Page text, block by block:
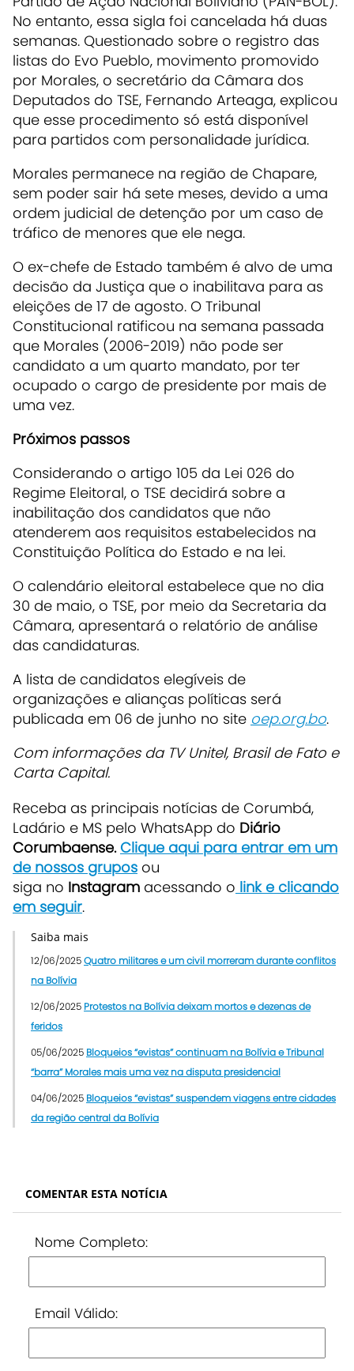
No entanto, essa sigla foi cancelada há duas
semanas. Questionado sobre o registro das
listas do Evo Pueblo, movimento promovido
por Morales, o secretário da Câmara dos
Deputados do TSE, Fernando Arteaga, explicou
que esse procedimento só está disponível
para partidos com personalidade jurídica.
Morales permanece na região de Chapare,
sem poder sair há sete meses, devido a uma
ordem judicial de detenção por um caso de
tráfico de menores que ele nega.
O ex-chefe de Estado também é alvo de uma
decisão da Justiça que o inabilitava para as
eleições de 17 de agosto. O Tribunal
Constitucional ratificou na semana passada
que Morales (2006-2019) não pode ser
candidato a um quarto mandato, por ter
ocupado o cargo de presidente por mais de
uma vez.
Próximos passos
Considerando o artigo 105 da Lei 026 do
Regime Eleitoral, o TSE decidirá sobre a
inabilitação dos candidatos que não
atenderem aos requisitos estabelecidos na
Constituição Política do Estado e na lei.
O calendário eleitoral estabelece que no dia
30 de maio, o TSE, por meio da Secretaria da
Câmara, apresentará o relatório de análise
das candidaturas.
A lista de candidatos elegíveis de
organizações e alianças políticas será
publicada em 06 de junho no site oep.org.bo.
Com informações da TV Unitel, Brasil de Fato e
Carta Capital.
Receba as principais notícias de Corumbá,
Ladário e MS pelo WhatsApp do Diário
Corumbaense.Clique aqui para entrar em um
de nossos grupos ou
siga no Instagram acessando o link e clicando
em seguir.
Saiba mais
12/06/2025Quatro militares e um civil morreram durante conflitos
na Bolívia
12/06/2025 Protestos na Bolívia deixam mortos e dezenas de
feridos
05/06/2025 Bloqueios “evistas” continuam na Bolívia e Tribunal
“barra” Morales mais uma vez na disputa presidencial
04/06/2025 Bloqueios “evistas” suspendem viagens entre cidades
da região central da Bolívia
COMENTAR ESTA NOTÍCIA
Nome Completo:
Email Válido: